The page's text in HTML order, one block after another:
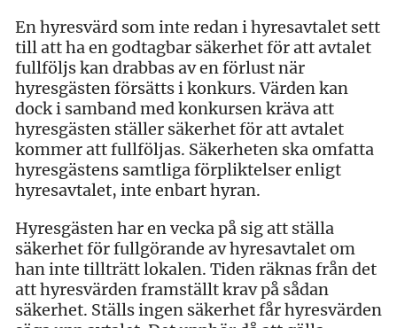
En hyresvärd som inte redan i hyresavtalet sett
till att ha en godtagbar säkerhet för att avtalet
fullföljs kan drabbas av en förlust när
hyresgästen försätts i konkurs. Värden kan
dock i samband med konkursen kräva att
hyresgästen ställer säkerhet för att avtalet
kommer att fullföljas. Säkerheten ska omfatta
hyresgästens samtliga förpliktelser enligt
hyresavtalet, inte enbart hyran.
Hyresgästen har en vecka på sig att ställa
säkerhet för fullgörande av hyresavtalet om
han inte tillträtt lokalen. Tiden räknas från det
att hyresvärden framställt krav på sådan
säkerhet. Ställs ingen säkerhet får hyresvärden